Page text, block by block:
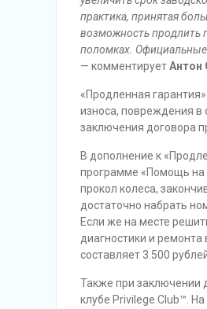
практика, принятая
возможность продлить
поломках.
— комментируетАнтон
«Продленная
износа, повреждения в
заключения договора
В дополнение к
программе «Помощь на
прокол колеса,
достаточно набрать
Если же на месте
диагностики и ремонта
составляет 3.500
Также при заключении
клубе Privilege Club™.